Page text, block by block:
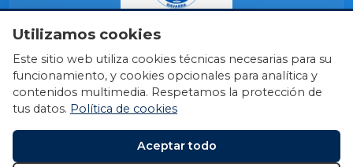
Utilizamos cookies
Este sitio web utiliza cookies técnicas necesarias para su
funcionamiento, y cookies opcionales para analítica y
contenidos multimedia. Respetamos la protección de
tus datos. Política de cookies
Aceptar todo